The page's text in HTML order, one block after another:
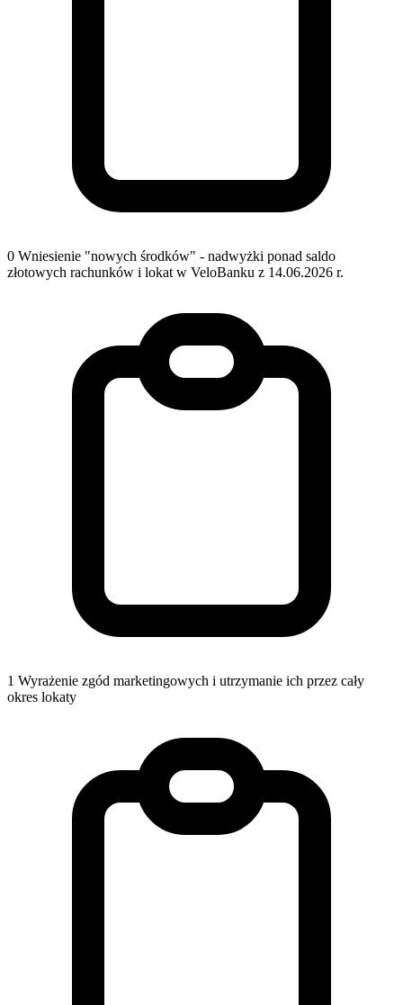
0 Wniesienie "nowych środków" - nadwyżki ponad saldo
złotowych rachunków i lokat w VeloBanku z 14.06.2026 r.
1 Wyrażenie zgód marketingowych i utrzymanie ich przez cały
okres lokaty